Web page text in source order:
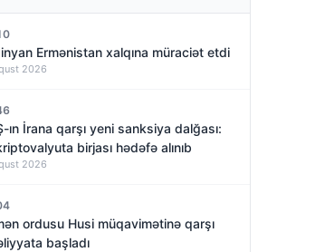
Ermənistan xalqına müraciət etdi
2026
ın İrana qarşı yeni sanksiya dalğası:
birjası hədəfə alınıb
2026
ordusu Husi müqavimətinə qarşı
başladı